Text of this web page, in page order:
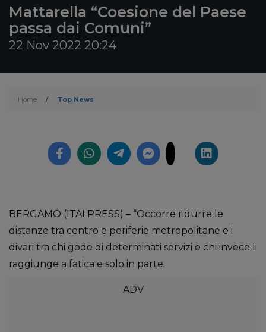
Mattarella “Coesione del Paese
passa dai Comuni”
22 Nov 2022 20:24
Home / Top News
BERGAMO (ITALPRESS) – “Occorre ridurre le
distanze tra centro e periferie metropolitane e i
divari tra chi gode di determinati servizi e chi invece li
raggiunge a fatica e solo in parte.